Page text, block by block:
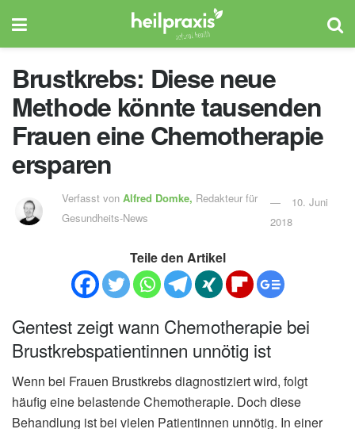
Brustkrebs: Diese neue
Methode könnte tausenden
Frauen eine Chemotherapie
ersparen
Verfasst von Alfred Domke, Redakteur für
Gesundheits-News
10. Juni
2018
Teile den Artikel
Gentest zeigt wann Chemotherapie bei
Brustkrebspatientinnen unnötig ist
Wenn bei Frauen Brustkrebs diagnostiziert wird, folgt
häufig eine belastende Chemotherapie. Doch diese
Behandlung ist bei vielen Patientinnen unnötig. In einer